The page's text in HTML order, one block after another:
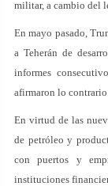
militar, a cambio del
En mayo pasado,
a Teherán de
informes
afirmaron lo
En virtud de las
de petróleo y
con puertos y
instituciones